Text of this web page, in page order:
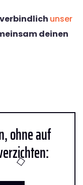
unser
deinen
ohne auf